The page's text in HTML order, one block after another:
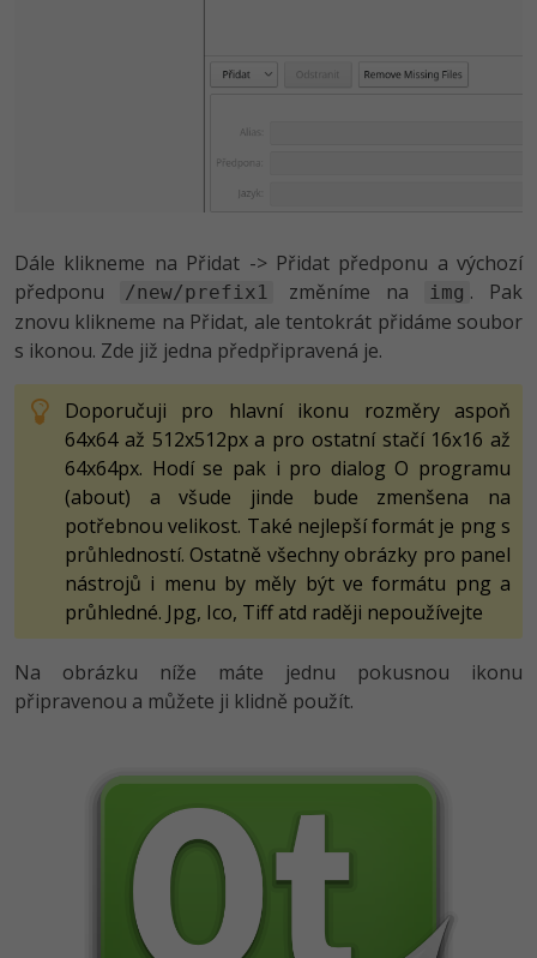
Dále klikneme na Přidat -> Přidat předponu a výchozí
předponu
/new/prefix1 změníme na img . Pak
znovu klikneme na Přidat, ale tentokrát přidáme soubor
s ikonou. Zde již jedna předpřipravená je.
Doporučuji pro hlavní ikonu rozměry aspoň
64x64 až 512x512px a pro ostatní stačí 16x16 až
64x64px. Hodí se pak i pro dialog O programu
(about) a všude jinde bude zmenšena na
potřebnou velikost. Také nejlepší formát je png s
průhledností. Ostatně všechny obrázky pro panel
nástrojů i menu by měly být ve formátu png a
průhledné. Jpg, Ico, Tiff atd raději nepoužívejte
Na obrázku níže máte jednu pokusnou ikonu
připravenou a můžete ji klidně použít.